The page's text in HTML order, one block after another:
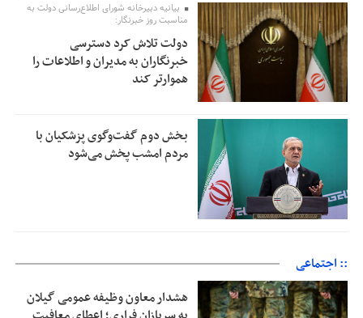
بیانیه دبیرخانه شورای اطلاع‌رسانی دولت به
مناسبت روز خبرنگار:
دولت تلاش کرد دسترسی
خبرنگاران به مدیران و اطلاعات را
هموارتر کند
بخش دوم گفت‌وگوی پزشکیان با
مردم امشب پخش می‌شود
:: اجتماعی
هشدار معاون وظیفه عمومی گیلان